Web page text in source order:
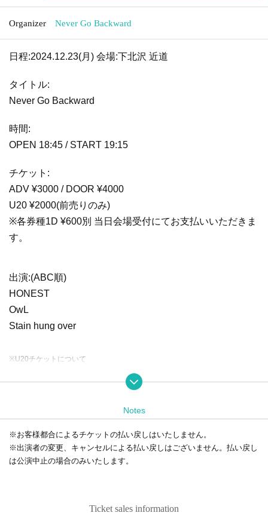
Organizer Never Go Backward
日程:2024.12.23(月) 会場:下北沢 近道
タイトル:
Never Go Backward
時間:
OPEN 18:45 / START 19:15
チケット:
ADV ¥3000 / DOOR ¥4000
U20 ¥2000(前売りのみ)
※各券種1D ¥600別 当日会場受付にてお支払いいただきま
す。
出演:(ABC順)
HONEST
OwL
Stain hung over
※U20チケットについて
・当日受付にて顔つき身分証をご提示いただきます。
いかなる理由でもご提示いただけない場合は通常チケットとの差額分¥1000
をお支払いいただきます。あらかじめご了承ください。
※他人に迷惑をかける危険行為は禁止とさせていただきます。
会場内で発生したトラブル等に関しましては、主催者・会場・出演バンドは
Notes
※お客様都合によるチケットの払い戻しはいたしません。
※出演者の変更、キャンセルによる払い戻しはございません。払い戻し
は公演中止の場合のみいたします。
Ticket sales information